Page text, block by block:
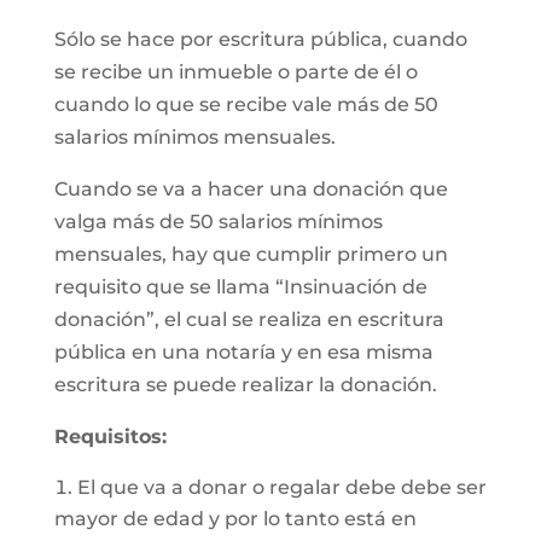
Sólo se hace por escritura pública, cuando
se recibe un inmueble o parte de él o
cuando lo que se recibe vale más de 50
salarios mínimos mensuales.
Cuando se va a hacer una donación que
valga más de 50 salarios mínimos
mensuales, hay que cumplir primero un
requisito que se llama “Insinuación de
donación”, el cual se realiza en escritura
pública en una notaría y en esa misma
escritura se puede realizar la donación.
Requisitos:
El que va a donar o regalar debe debe ser
mayor de edad y por lo tanto está en